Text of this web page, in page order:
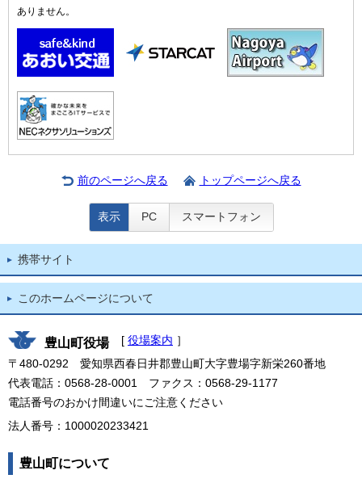
ありません。
前のページへ戻る トップページへ戻る
表示 PC スマートフォン
携帯サイト
このホームページについて
豊山町役場 [ 役場案内 ］
〒480-0292 愛知県西春日井郡豊山町大字豊場字新栄260番地
代表電話：0568-28-0001 ファクス：0568-29-1177
電話番号のおかけ間違いにご注意ください
法人番号：1000020233421
豊山町について